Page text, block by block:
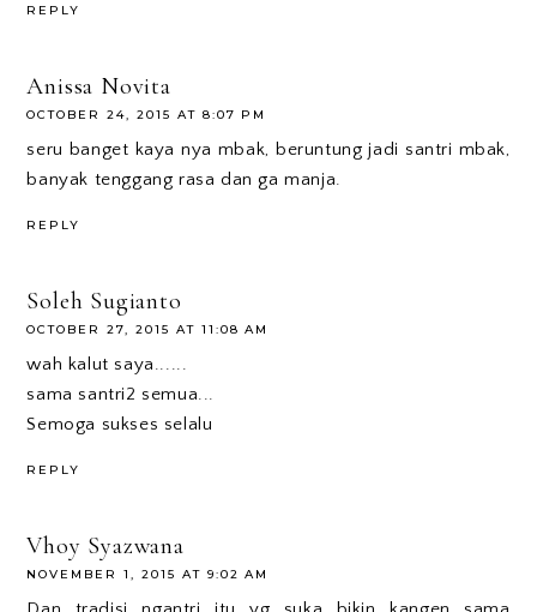
REPLY
Anissa Novita
OCTOBER 24, 2015 AT 8:07 PM
seru banget kaya nya mbak, beruntung jadi santri mbak,
banyak tenggang rasa dan ga manja.
REPLY
Soleh Sugianto
OCTOBER 27, 2015 AT 11:08 AM
wah kalut saya......
sama santri2 semua...
Semoga sukses selalu
REPLY
Vhoy Syazwana
NOVEMBER 1, 2015 AT 9:02 AM